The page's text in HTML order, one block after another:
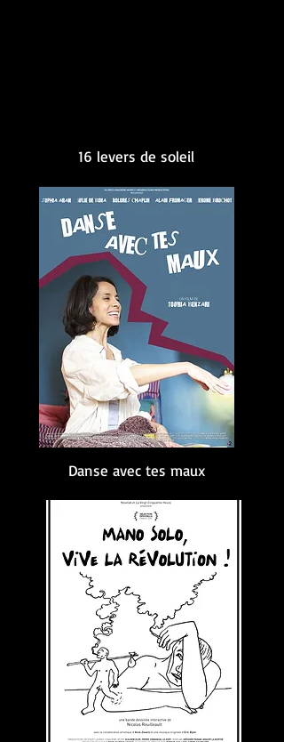
16 levers de soleil
Danse avec tes maux